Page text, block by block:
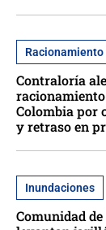
Racionamiento
Contraloría
Colombia por
y retraso en
Inundaciones
Comunidad